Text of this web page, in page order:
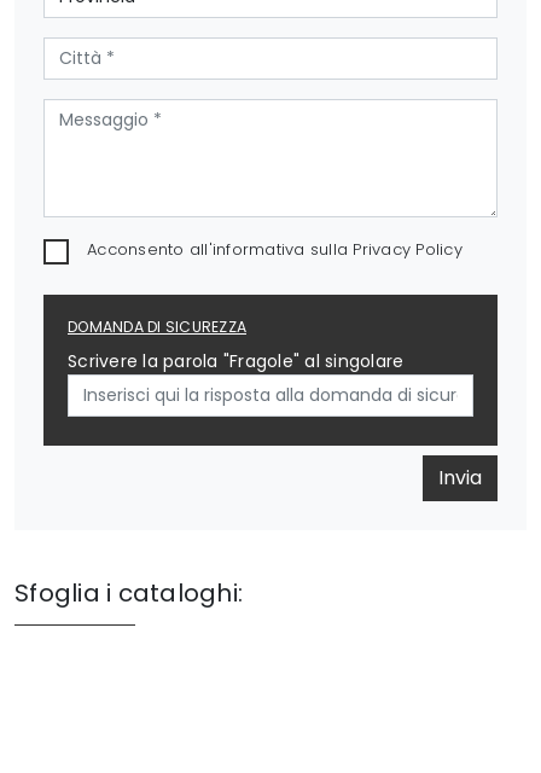
Acconsento all'informativa sulla Privacy Policy
DOMANDA DI SICUREZZA
Scrivere la parola "Fragole" al singolare
Invia
Sfoglia i cataloghi: